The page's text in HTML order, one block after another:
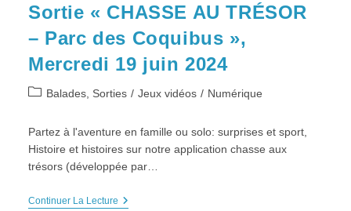
Sortie « CHASSE AU TRÉSOR
– Parc des Coquibus »,
Mercredi 19 juin 2024
PostBalades, Sorties / Jeux vidéos / Numérique
Partez à l'aventure en famille ou solo: surprises et sport,
Histoire et histoires sur notre application chasse aux
trésors (développée par…
Continuer La LectureSortie